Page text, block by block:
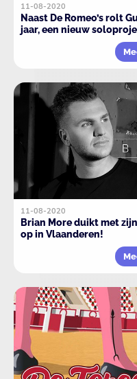
11-08-2020
Naast De Romeo’s rolt
jaar, een nieuw
11-08-2020
Brian More duikt met
op in Vlaanderen!